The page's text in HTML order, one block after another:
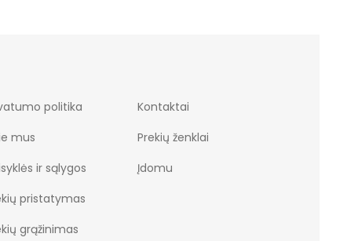
politika
mus
ir sąlygos
pristatymas
grąžinimas
Kontaktai
Prekių ženklai
Įdomu